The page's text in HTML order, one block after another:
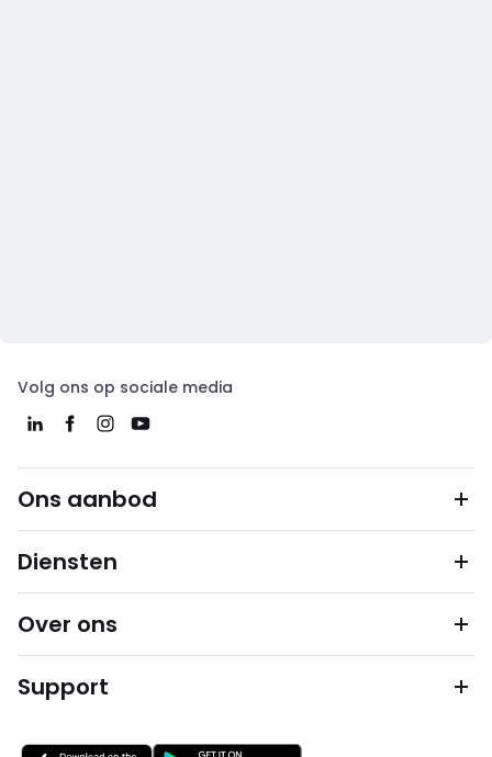
Volg ons op sociale media
Ons aanbod
Diensten
Over ons
Support